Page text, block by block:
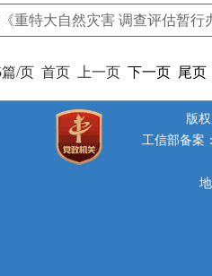
重特大自然灾害 调查评估暂行
篇/页 首页 上一页 下一页 尾页
版
工信部备案